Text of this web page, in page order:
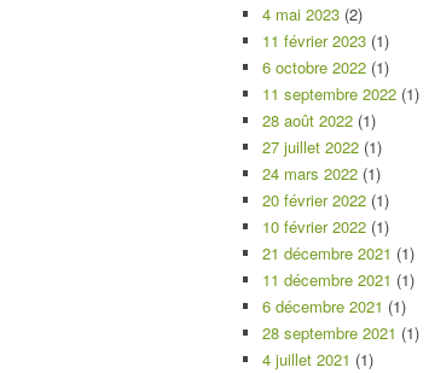
4 mai 2023 (2)
11 février 2023 (1)
6 octobre 2022 (1)
11 septembre 2022 (1)
28 août 2022 (1)
27 juillet 2022 (1)
24 mars 2022 (1)
20 février 2022 (1)
10 février 2022 (1)
21 décembre 2021 (1)
11 décembre 2021 (1)
6 décembre 2021 (1)
28 septembre 2021 (1)
4 juillet 2021 (1)